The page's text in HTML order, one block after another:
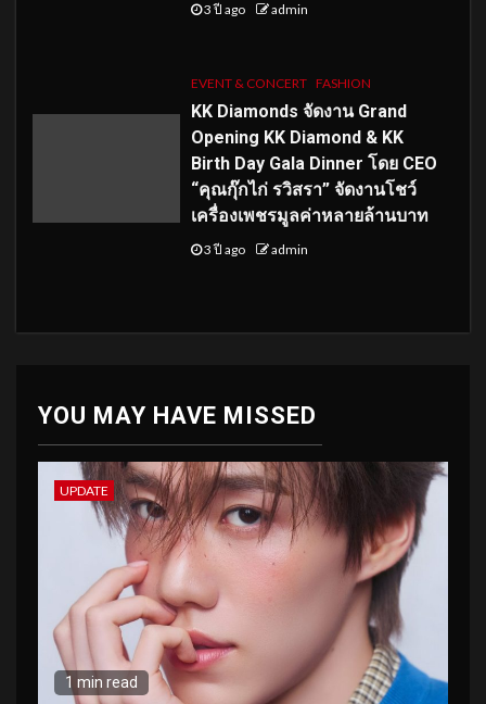
3 ปี ago admin
EVENT & CONCERT FASHION
KK Diamonds จัดงาน Grand
Opening KK Diamond & KK
Birth Day Gala Dinner โดย CEO
“คุณกุ๊กไก่ รวิสรา” จัดงานโชว์
เครื่องเพชรมูลค่าหลายล้านบาท
3 ปี ago admin
YOU MAY HAVE MISSED
UPDATE
1 min read